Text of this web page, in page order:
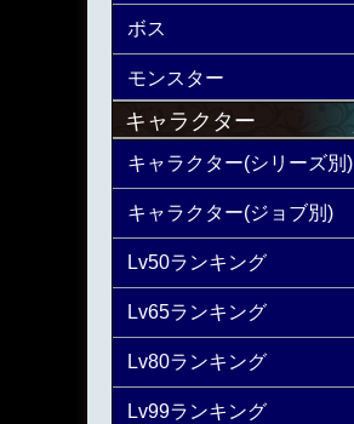
ボス
モンスター
キャラクター
キャラクター(シリーズ別)
キャラクター(ジョブ別)
Lv50ランキング
Lv65ランキング
Lv80ランキング
Lv99ランキング